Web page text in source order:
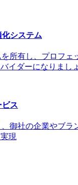
システム
所有し、プロフェ
イダーになりまし
ビス
御社の企業やブラ
現​